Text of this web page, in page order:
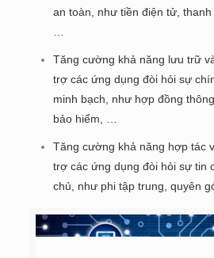
an toàn, như tiền điện tử,
…
Tăng cường khả năng lưu trữ
trợ các ứng dụng đòi hỏi sự
minh bạch, như hợp đồng
bảo hiểm, …
Tăng cường khả năng hợp tác
trợ các ứng dụng đòi hỏi sự tin
chủ, như phi tập trung, quyên